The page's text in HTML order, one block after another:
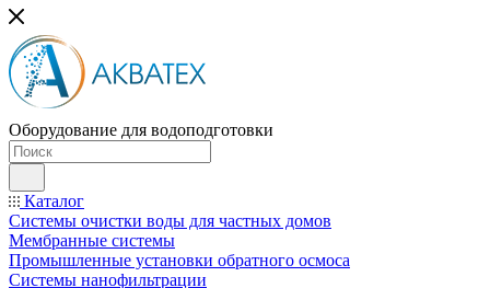
Оборудование для водоподготовки
Каталог
Системы очистки воды для частных домов
Мембранные системы
Промышленные установки обратного осмоса
Системы нанофильтрации